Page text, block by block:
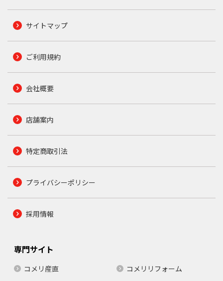
サイトマップ
ご利用規約
会社概要
店舗案内
特定商取引法
プライバシーポリシー
採用情報
専門サイト
コメリ産直 コメリリフォーム